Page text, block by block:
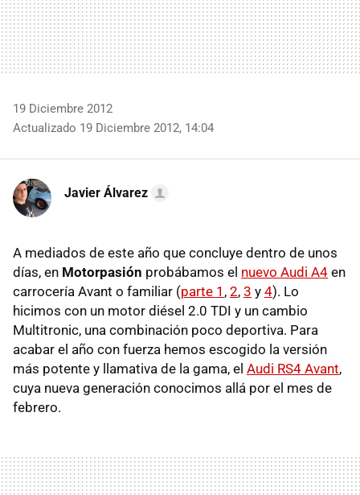
19 Diciembre 2012
Actualizado 19 Diciembre 2012, 14:04
Javier Álvarez
A mediados de este año que concluye dentro de unos
días, en Motorpasión probábamos el nuevo Audi A4 en
carrocería Avant o familiar (parte 1 , 2, 3 y 4). Lo
hicimos con un motor diésel 2.0 TDI y un cambio
Multitronic, una combinación poco deportiva. Para
acabar el año con fuerza hemos escogido la versión
más potente y llamativa de la gama, el Audi RS4 Avant,
cuya nueva generación conocimos allá por el mes de
febrero.